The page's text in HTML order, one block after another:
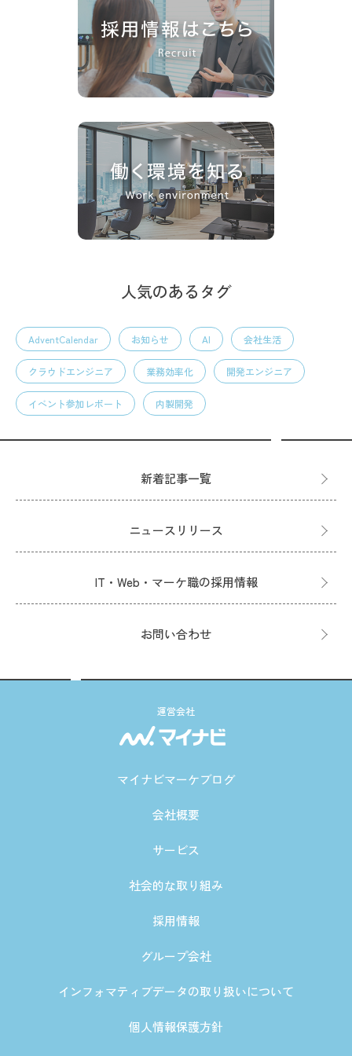
人気のあるタグ
AdventCalendar お知らせ AI 会社生活
クラウドエンジニア 業務効率化 開発エンジニア
イベント参加レポート 内製開発
新着記事一覧
ニュースリリース
IT・Web・マーケ職の採用情報
お問い合わせ
運営会社
マイナビマーケブログ
会社概要
サービス
社会的な取り組み
採用情報
グループ会社
インフォマティブデータの取り扱いについて
個人情報保護方針